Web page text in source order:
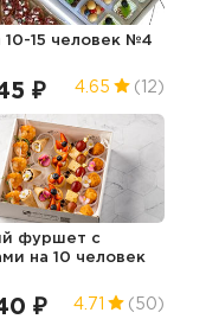
10-15 человек №4
₽ 4.65 (12)
фуршет с
на 10 человек
₽ 4.71 (50)